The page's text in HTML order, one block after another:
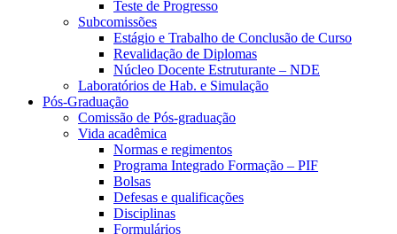
Teste de Progresso
Subcomissões
Estágio e Trabalho de Conclusão de Curso
Revalidação de Diplomas
Núcleo Docente Estruturante – NDE
Laboratórios de Hab. e Simulação
Pós-Graduação
Comissão de Pós-graduação
Vida acadêmica
Normas e regimentos
Programa Integrado Formação – PIF
Bolsas
Defesas e qualificações
Disciplinas
Formulários